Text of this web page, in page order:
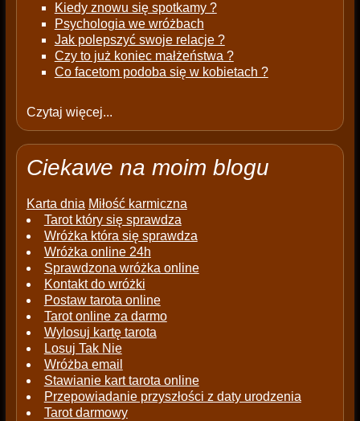
Kiedy znowu się spotkamy ?
Psychologia we wróżbach
Jak polepszyć swoje relacje ?
Czy to już koniec małżeństwa ?
Co facetom podoba się w kobietach ?
Czytaj więcej...
Ciekawe na moim blogu
Karta dnia Miłość karmiczna
Tarot który się sprawdza
Wróżka która się sprawdza
Wróżka online 24h
Sprawdzona wróżka online
Kontakt do wróżki
Postaw tarota online
Tarot online za darmo
Wylosuj kartę tarota
Losuj Tak Nie
Wróżba email
Stawianie kart tarota online
Przepowiadanie przyszłości z daty urodzenia
Tarot darmowy